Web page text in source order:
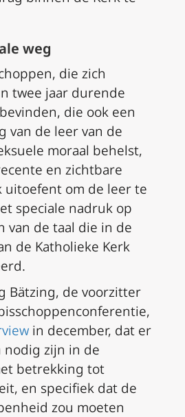
weg
die zich
twee jaar durende
die ook een
van de leer van de
moraal behelst,
en zichtbare
uitoefent om de leer te
speciale nadruk op
van de taal die in de
de Katholieke Kerk
Bätzing, de voorzitter
in december, dat er
zijn in de
betrekking tot
en specifiek dat de
zou moeten